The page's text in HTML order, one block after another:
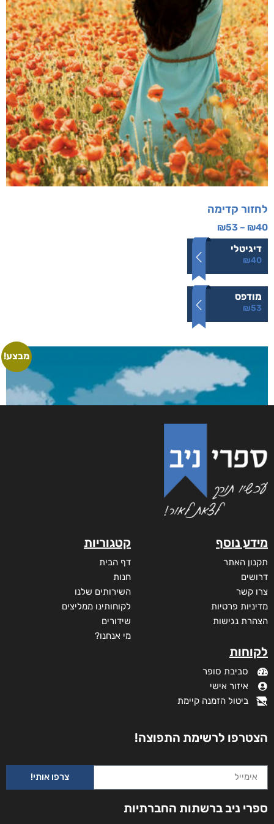
לחזור קדימה
₪40
–
₪53
דיגיטלי
₪40
מודפס
₪53
מבצע!
נעמה הכל-יכולה
₪35
–
₪ 58
מידע נוסף
תקנון האתר
דרושים
צרו קשר
מדיניות פרטיות
הצהרת נגישות
לקוחות
סביבת סופר
איזור אישי
ביטול הזמנה קיימת
קטגוריות
דף הבית
חנות
השירותים שלנו
לקוחותינו ממליצים
שידורים
מי אנחנו?
הצטרפו לרשימת התפוצה!
צרפו אותי!
ספרי ניב ברשתות החברתיות